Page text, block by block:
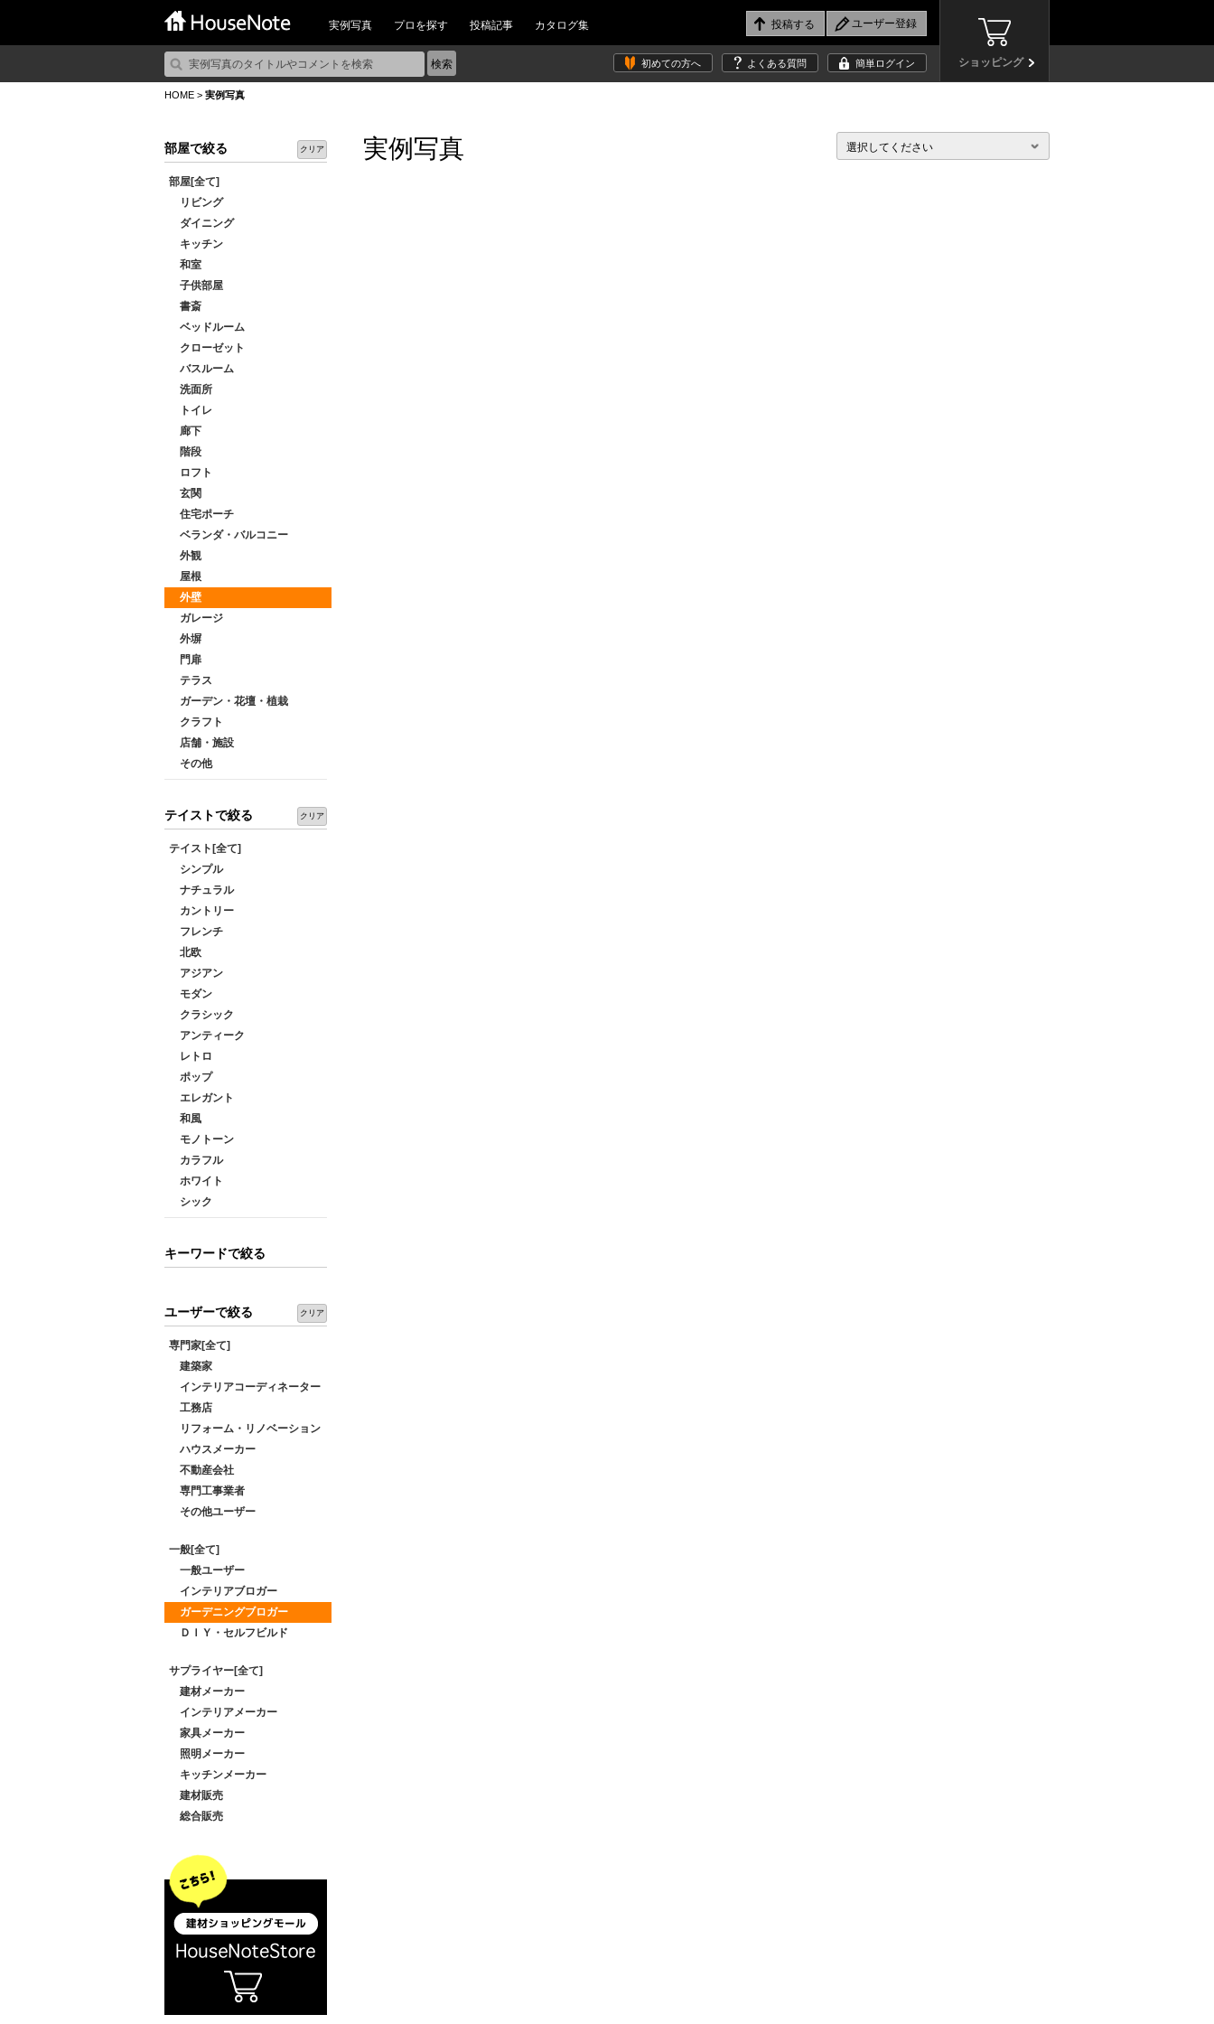
実例写真 プロを探す 投稿記事 カタログ集
ショッピング
初めての方へ よくある質問 簡単ログイン
HOME > 実例写真
部屋で絞る クリア
部屋[全て]
リビング
ダイニング
キッチン
和室
子供部屋
書斎
ベッドルーム
クローゼット
バスルーム
洗面所
トイレ
廊下
階段
ロフト
玄関
住宅ポーチ
ベランダ・バルコニー
外観
屋根
外壁
ガレージ
外塀
門扉
テラス
ガーデン・花壇・植栽
クラフト
店舗・施設
その他
テイストで絞る クリア
テイスト[全て]
シンプル
ナチュラル
カントリー
フレンチ
北欧
アジアン
モダン
クラシック
アンティーク
レトロ
ポップ
エレガント
和風
モノトーン
カラフル
ホワイト
シック
キーワードで絞る
ユーザーで絞る クリア
専門家[全て]
建築家
インテリアコーディネーター
工務店
リフォーム・リノベーション
ハウスメーカー
不動産会社
専門工事業者
その他ユーザー
一般[全て]
一般ユーザー
インテリアブロガー
ガーデニングブロガー
ＤＩＹ・セルフビルド
サプライヤー[全て]
建材メーカー
インテリアメーカー
家具メーカー
照明メーカー
キッチンメーカー
建材販売
総合販売
実例写真 選択してください